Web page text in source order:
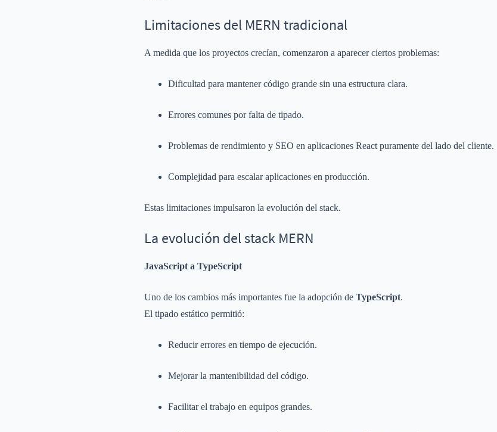
Limitaciones del MERN tradicional
A medida que los proyectos crecían, comenzaron a aparecer ciertos problemas:
Dificultad para mantener código grande sin una estructura clara.
Errores comunes por falta de tipado.
Problemas de rendimiento y SEO en aplicaciones React puramente del lado del cliente.
Complejidad para escalar aplicaciones en producción.
Estas limitaciones impulsaron la evolución del stack.
La evolución del stack MERN
JavaScript a TypeScript
Uno de los cambios más importantes fue la adopción de TypeScript.
El tipado estático permitió:
Reducir errores en tiempo de ejecución.
Mejorar la mantenibilidad del código.
Facilitar el trabajo en equipos grandes.